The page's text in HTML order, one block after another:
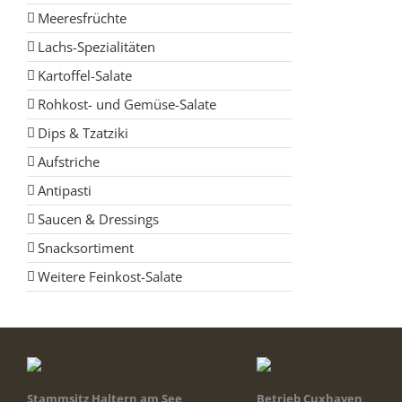
Meeresfrüchte
Lachs-Spezialitäten
Kartoffel-Salate
Rohkost- und Gemüse-Salate
Dips & Tzatziki
Aufstriche
Antipasti
Saucen & Dressings
Snacksortiment
Weitere Feinkost-Salate
Stammsitz Haltern am See Betrieb Cuxhaven